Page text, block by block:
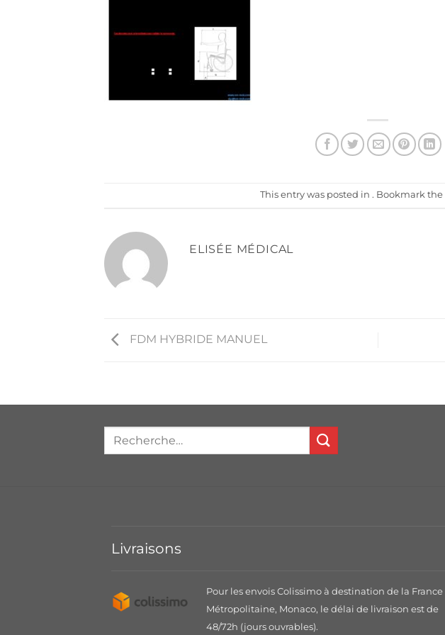
This entry was posted in . Bookmark the
ELISÉE MÉDICAL
FDM HYBRIDE MANUEL
Livraisons
Pour les envois Colissimo à destination de la France
Métropolitaine, Monaco, le délai de livraison est de
48/72h (jours ouvrables).